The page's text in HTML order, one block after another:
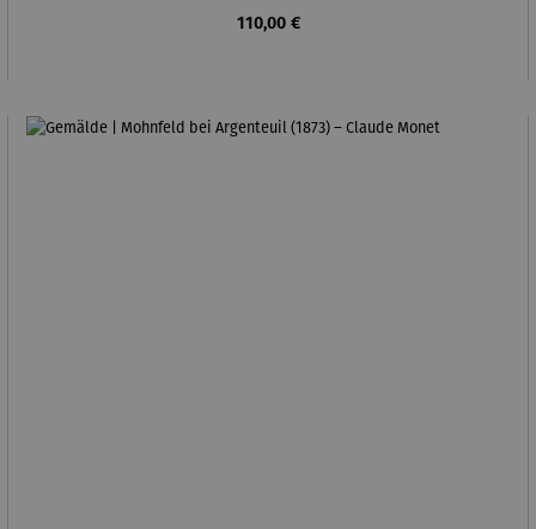
Regulärer Preis:
110,00 €